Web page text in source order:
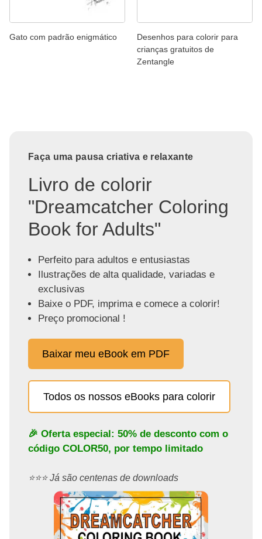
Gato com padrão enigmático
Desenhos para colorir para
crianças gratuitos de
Zentangle
Faça uma pausa criativa e relaxante
Livro de colorir
"Dreamcatcher Coloring
Book for Adults"
Perfeito para adultos e entusiastas
Ilustrações de alta qualidade, variadas e
exclusivas
Baixe o PDF, imprima e comece a colorir!
Preço promocional !
Baixar meu eBook em PDF
Todos os nossos eBooks para colorir
🎉 Oferta especial: 50% de desconto com o
código COLOR50, por tempo limitado
⭐️⭐️⭐️ Já são centenas de downloads